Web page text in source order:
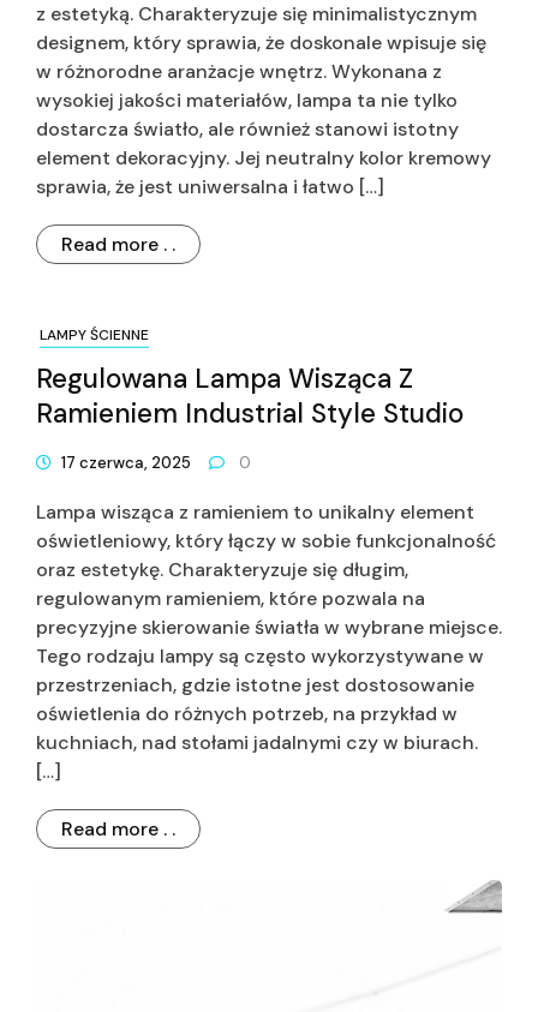
z estetyką. Charakteryzuje się minimalistycznym
designem, który sprawia, że doskonale wpisuje się
w różnorodne aranżacje wnętrz. Wykonana z
wysokiej jakości materiałów, lampa ta nie tylko
dostarcza światło, ale również stanowi istotny
element dekoracyjny. Jej neutralny kolor kremowy
sprawia, że jest uniwersalna i łatwo […]
Read more . .
LAMPY ŚCIENNE
Regulowana Lampa Wisząca Z
Ramieniem Industrial Style Studio
17 czerwca, 2025 0
Lampa wisząca z ramieniem to unikalny element
oświetleniowy, który łączy w sobie funkcjonalność
oraz estetykę. Charakteryzuje się długim,
regulowanym ramieniem, które pozwala na
precyzyjne skierowanie światła w wybrane miejsce.
Tego rodzaju lampy są często wykorzystywane w
przestrzeniach, gdzie istotne jest dostosowanie
oświetlenia do różnych potrzeb, na przykład w
kuchniach, nad stołami jadalnymi czy w biurach.
[…]
Read more . .